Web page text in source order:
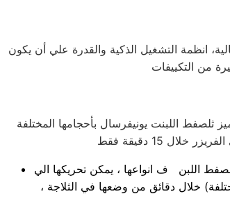
انظمة التشغيل الذكية والقدرة علي أن يكون
ثلصفط اللبنت يونيفرسال بأحجامها المختلفة
اللبن ف انواعها ، يمكن تحريكها الي
خلال دقائق من وضعها في الثلاجة ،